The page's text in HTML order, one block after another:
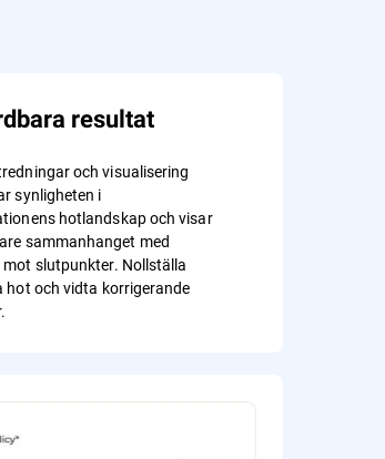
resultat
och visualisering
synligheten i
hotlandskap och visar
sammanhanget med
slutpunkter. Nollställa
hot och vidta korrigerande